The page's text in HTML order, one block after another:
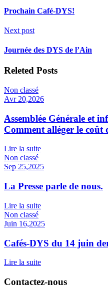
Prochain Café-DYS!
Next post
Journée des DYS de l’Ain
Releted Posts
Non classé
Avr 20,2026
Assemblée Générale et
Comment alléger le coût
Lire la suite
Non classé
Sep 25,2025
La Presse parle de nous.
Lire la suite
Non classé
Juin 16,2025
Cafés-DYS du 14 juin
Lire la suite
Contactez-nous